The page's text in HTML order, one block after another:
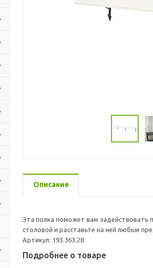
Описание
Эта полка поможет вам задействовать
столовой и расставьте на ней любые
Артикул: 193.363.28
Подробнее о товаре